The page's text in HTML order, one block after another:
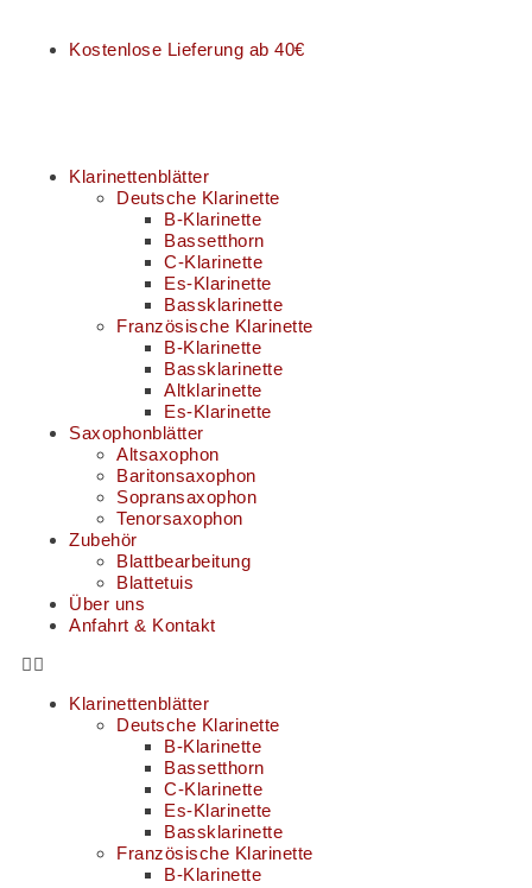
Kostenlose Lieferung ab 40€
Klarinettenblätter
Deutsche Klarinette
B-Klarinette
Bassetthorn
C-Klarinette
Es-Klarinette
Bassklarinette
Französische Klarinette
B-Klarinette
Bassklarinette
Altklarinette
Es-Klarinette
Saxophonblätter
Altsaxophon
Baritonsaxophon
Sopransaxophon
Tenorsaxophon
Zubehör
Blattbearbeitung
Blattetuis
Über uns
Anfahrt & Kontakt
Klarinettenblätter
Deutsche Klarinette
B-Klarinette
Bassetthorn
C-Klarinette
Es-Klarinette
Bassklarinette
Französische Klarinette
B-Klarinette